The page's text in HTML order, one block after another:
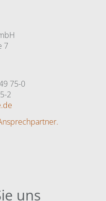
7
75-0
2
uns